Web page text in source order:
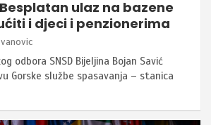
ulaz na bazene
i djeci i penzionerima
odbora SNSD Bijeljina Bojan Savić
Gorske službe spasavanja – stanica